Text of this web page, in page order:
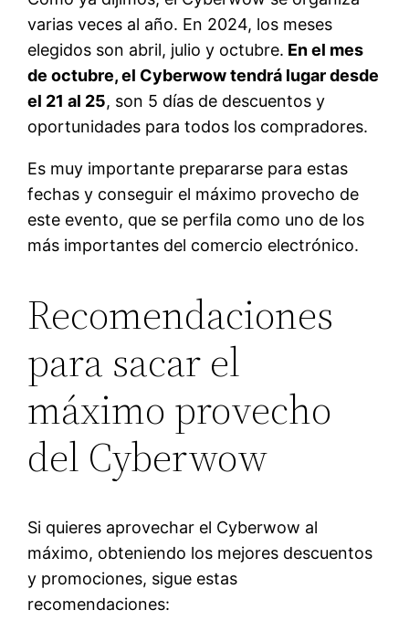
varias veces al año. En 2024, los meses
elegidos son abril, julio y octubre. En el mes
de octubre, el Cyberwow tendrá lugar desde
el 21 al 25, son 5 días de descuentos y
oportunidades para todos los compradores.
Es muy importante prepararse para estas
fechas y conseguir el máximo provecho de
este evento, que se perfila como uno de los
más importantes del comercio electrónico.
Recomendaciones
para sacar el
máximo provecho
del Cyberwow
Si quieres aprovechar el Cyberwow al
máximo, obteniendo los mejores descuentos
y promociones, sigue estas
recomendaciones: